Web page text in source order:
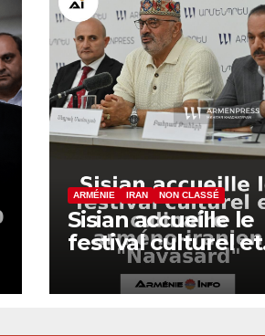
ARMÉNIE IRAN NON CLASSÉ
Sisian accueille le
festival culturel et
culinaire arméno-
iranien «